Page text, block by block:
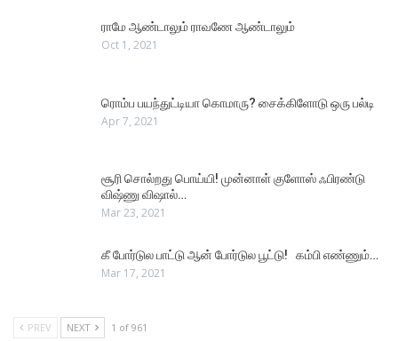
ராமே ஆண்டாலும் ராவணே ஆண்டாலும்
Oct 1, 2021
ரொம்ப பயந்துட்டியா கொமாரு? சைக்கிளோடு ஒரு பல்டி
Apr 7, 2021
சூரி சொல்றது பொய்யி! முன்னாள் குளோஸ் ஃபிரண்டு
விஷ்ணு விஷால்…
Mar 23, 2021
கீ போர்டுல பாட்டு ஆன் போர்டுல பூட்டு! கம்பி எண்ணும்…
Mar 17, 2021
PREV NEXT 1 of 961